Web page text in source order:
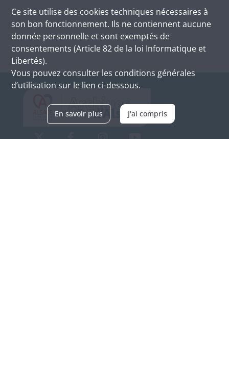
Ce site utilise des cookies techniques nécessaires à
son bon fonctionnement. Ils ne contiennent aucune
donnée personnelle et sont exemptés de
consentements (Article 82 de la loi Informatique et
Libertés).
Vous pouvez consulter les conditions générales
d’utilisation sur le lien ci-dessous.
En savoir plus J'ai compris